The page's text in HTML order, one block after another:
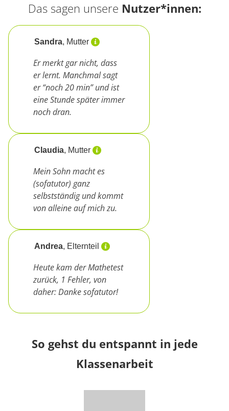
Das sagen unsere Nutzer*innen:
Sandra, Mutter
Er merkt gar nicht, dass
er lernt. Manchmal sagt
er “noch 20 min” und ist
eine Stunde später immer
noch dran.
Claudia, Mutter
Mein Sohn macht es
(sofatutor) ganz
selbstständig und kommt
von alleine auf mich zu.
Andrea, Elternteil
Heute kam der Mathetest
zurück, 1 Fehler, von
daher: Danke sofatutor!
So gehst du entspannt in jede
Klassenarbeit